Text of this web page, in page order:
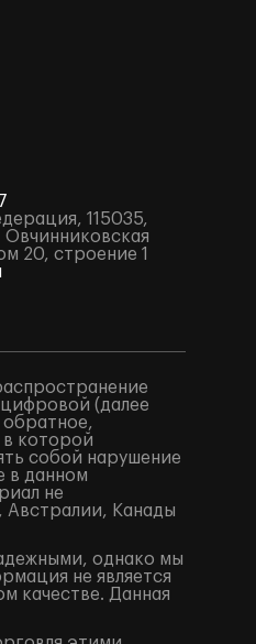
115035,
20, строение 1
(далее
в которой
собой нарушение
в данном
не
Австралии, Канады
однако мы
не является
качестве. Данная